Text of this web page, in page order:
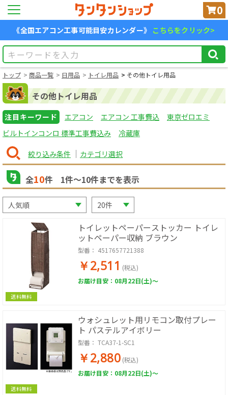
0
《全国エアコン工事可能目安カレンダー》 こちらをクリック>
トップ 商品一覧 日用品 トイレ用品 その他トイレ用品
その他トイレ用品
注目キーワード エアコン エアコン 工事費込
東京ゼロエミ
ビルトインコンロ 標準工事費込み
冷蔵庫
絞り込み条件 カテゴリ選択
全10件 1件〜10件までを表示
送料無料
トイレットペーパーストッカー トイレ
ットペーパー収納 ブラウン
型番： 4517657721388
￥2,511 (税込)
お届け目安：08月22日(土)～
送料無料
ウォシュレット用リモコン取付プレー
ト パステルアイボリー
型番： TCA37-1-SC1
￥2,880 (税込)
お届け目安：08月22日(土)～